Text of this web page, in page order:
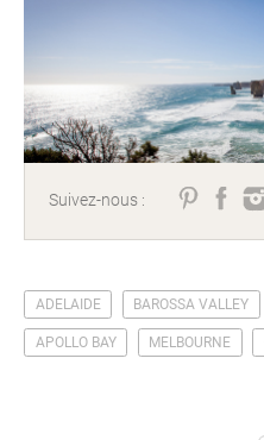
Suivez-nous :
ADELAIDE BAROSSA VALLEY
APOLLO BAY MELBOURNE